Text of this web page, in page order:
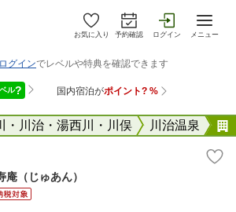
お気に入り 予約確認 ログイン メニュー
・川治・湯西川・川俣 川治温泉
（じゅあん）